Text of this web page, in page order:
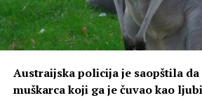
Austraijska policija je saopštila
muškarca koji ga je čuvao kao